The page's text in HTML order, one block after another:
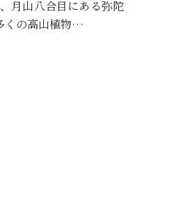
」「聞くなかれ」修験
殿山は、標高1,…